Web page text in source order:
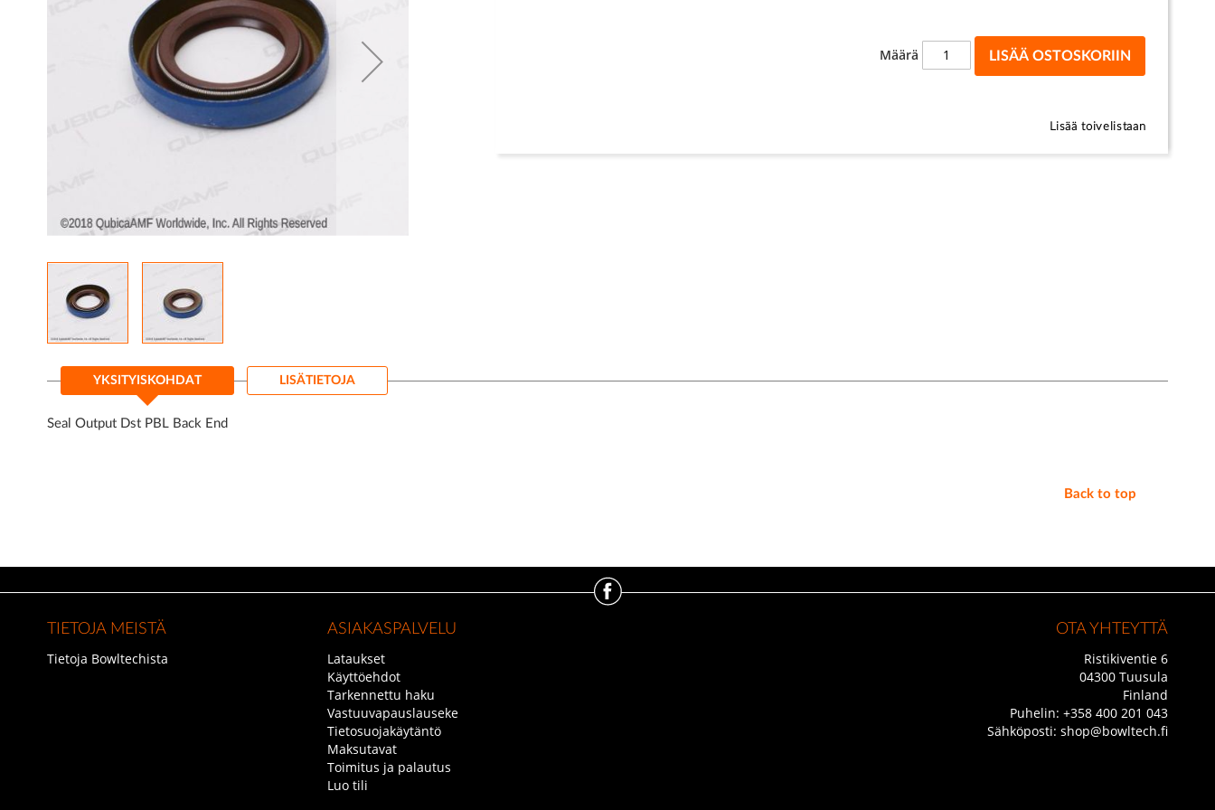
the
of
Määrä LISÄÄ OSTOSKORIIN
Lisää toivelistaan
YKSITYISKOHDAT
Seal Output Dst PBL Back End
LISÄTIETOJA
Back to top
TIETOJA MEISTÄ
Tietoja Bowltechista
ASIAKASPALVELU
Lataukset
Käyttöehdot
Tarkennettu haku
Vastuuvapauslauseke
Tietosuojakäytäntö
Maksutavat
Toimitus ja palautus
Luo tili
OTA YHTEYTTÄ
Ristikiventie 6
04300 Tuusula
Finland
Puhelin: +358 400 201 043
Sähköposti: shop@bowltech.fi